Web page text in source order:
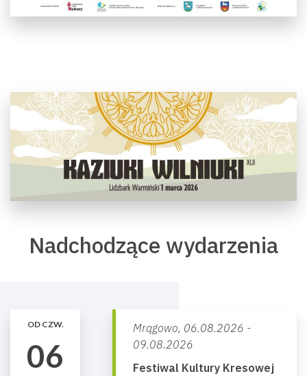
Nadchodzące wydarzenia
OD CZW.
06
Mrągowo, 06.08.2026 -
09.08.2026
Festiwal Kultury Kresowej